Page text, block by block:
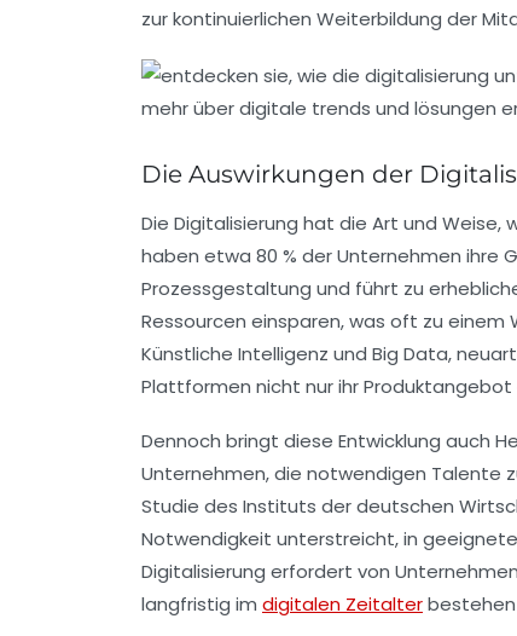
zur kontinuierlichen Weiterbildung der
Die Auswirkungen der
Die Digitalisierung hat die Art und Weise,
haben etwa 80 % der Unternehmen ihre
Prozessgestaltung und führt zu
Ressourcen einsparen, was oft zu einem
Künstliche Intelligenz und Big Data,
Plattformen nicht nur ihrProduktangebot
Dennoch bringt diese Entwicklung auch
Unternehmen, die notwendigen Talente
Studie des Instituts der deutschen
Notwendigkeit unterstreicht, in
Digitalisierung erfordert von
langfristig im digitalen Zeitalterbestehen